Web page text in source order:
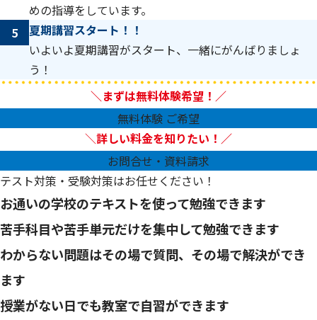
めの指導をしています。
5
夏期講習スタート！！
いよいよ夏期講習がスタート、一緒にがんばりましょ
う！
＼まずは無料体験希望！／
無料体験 ご希望
＼詳しい料金を知りたい！／
お問合せ・資料請求
テスト対策・受験対策はお任せください！
お通いの学校のテキストを使って勉強できます
苦手科目や苦手単元だけを集中して勉強できます
わからない問題はその場で質問、その場で解決ができ
ます
授業がない日でも教室で自習ができます